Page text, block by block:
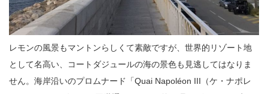
レモンの風景もマントンらしくて素敵ですが、世界的リゾート地
として名高い、コートダジュールの海の景色も見逃してはなりま
せん。海岸沿いのプロムナード「Quai Napoléon III（ケ・ナポレ